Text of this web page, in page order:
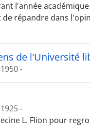
l'année
répandre dans
de l'Université
1950 -
1925 -
L. Flion pour